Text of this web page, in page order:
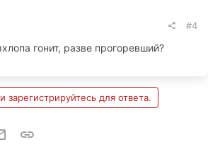
#4
гонит, разве прогоревший?
зарегистрируйтесь для ответа.
Электронная почта